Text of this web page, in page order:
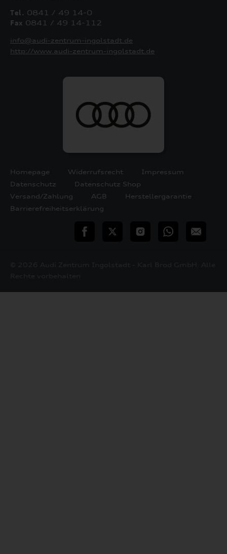
Tel. 0841 / 49 14-0
Fax 0841 / 49 14-112
info@audi-zentrum-ingolstadt.de
http://www.audi-zentrum-ingolstadt.de
Homepage Widerrufsrecht
Impressum
Datenschutz
Datenschutz Shop
Versand/Zahlung
AGB
Herstellergarantie
Barrierefreiheitserklärung
teilen Twitter InstagramWhatsApp
E-